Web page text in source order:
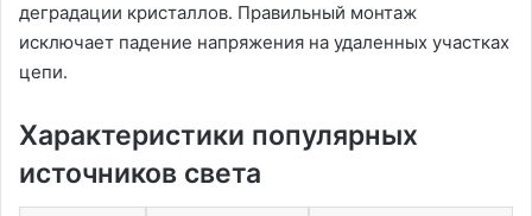
деградации кристаллов․ Правильный монтаж
исключает падение напряжения на удаленных участках
цепи․
Характеристики популярных
источников света